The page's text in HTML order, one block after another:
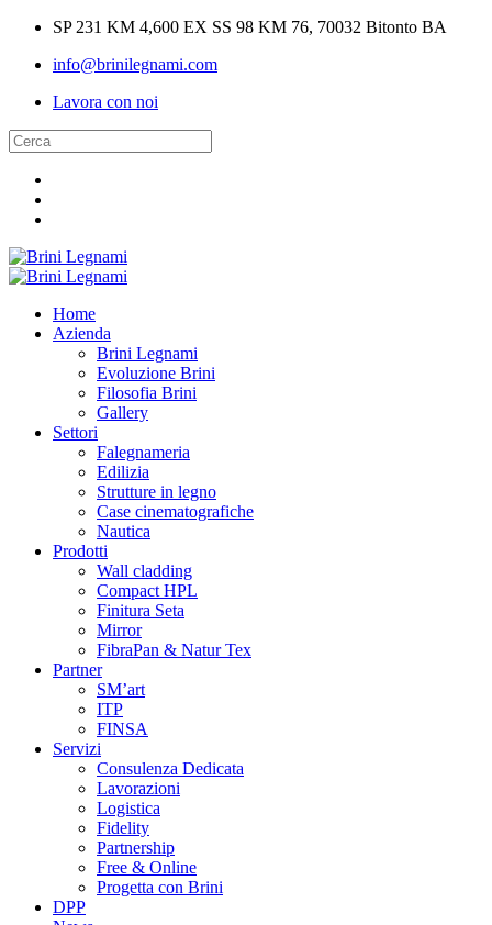
SP 231 KM 4,600 EX SS 98 KM 76, 70032 Bitonto BA
info@brinilegnami.com
Lavora con noi
Home
Azienda
Brini Legnami
Evoluzione Brini
Filosofia Brini
Gallery
Settori
Falegnameria
Edilizia
Strutture in legno
Case cinematografiche
Nautica
Prodotti
Wall cladding
Compact HPL
Finitura Seta
Mirror
FibraPan & Natur Tex
Partner
SM’art
ITP
FINSA
Servizi
Consulenza Dedicata
Lavorazioni
Logistica
Fidelity
Partnership
Free & Online
Progetta con Brini
DPP